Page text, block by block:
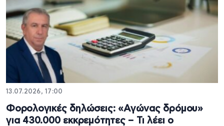
13.07.2026, 17:00
Φορολογικές δηλώσεις: «Αγώνας δρόμου»
για 430.000 εκκρεμότητες – Τι λέει ο